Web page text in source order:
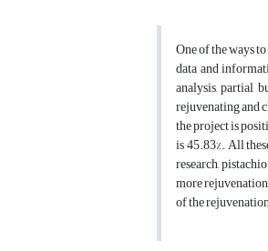
One of the ways
data and
analysis, partial
rejuvenating and
the project is
is 45.83%. All
research,
more
of the